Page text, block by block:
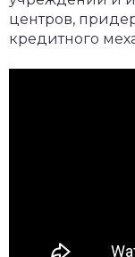
центров,
кредитного